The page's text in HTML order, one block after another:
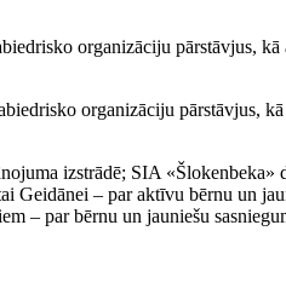
organizāciju pārstāvjus,
organizāciju pārstāvjus,
izstrādē; SIA
– par aktīvu bērnu un
– par bērnu un jauniešu